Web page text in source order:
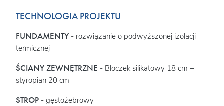
TECHNOLOGIA PROJEKTU
FUNDAMENTY - rozwiązanie o podwyższonej izolacji
termicznej
ŚCIANY ZEWNĘTRZNE - Bloczek silikatowy 18 cm +
styropian 20 cm
STROP - gęstożebrowy